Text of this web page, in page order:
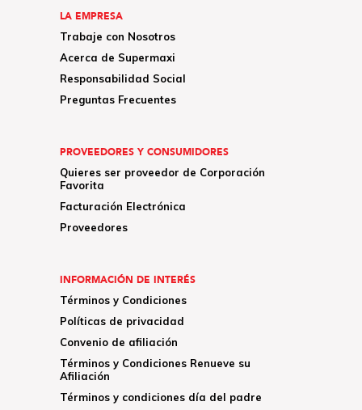
LA EMPRESA
Trabaje con Nosotros
Acerca de Supermaxi
Responsabilidad Social
Preguntas Frecuentes
PROVEEDORES Y CONSUMIDORES
Quieres ser proveedor de Corporación
Favorita
Facturación Electrónica
Proveedores
INFORMACIÓN DE INTERÉS
Términos y Condiciones
Políticas de privacidad
Convenio de afiliación
Términos y Condiciones Renueve su
Afiliación
Términos y condiciones día del padre